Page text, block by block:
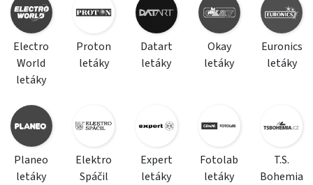
Electro
World
letáky
Proton
letáky
Datart
letáky
Okay
letáky
Euronics
letáky
Planeo
letáky
Elektro
Spáčil
Expert
letáky
Fotolab
letáky
T.S.
Bohemia